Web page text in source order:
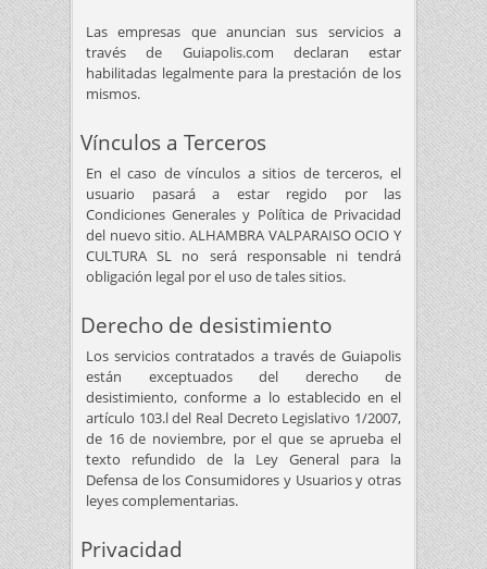
Las empresas que anuncian sus servicios a
través de Guiapolis.com declaran estar
habilitadas legalmente para la prestación de los
mismos.
Vínculos a Terceros
En el caso de vínculos a sitios de terceros, el
usuario pasará a estar regido por las
Condiciones Generales y Política de Privacidad
del nuevo sitio. ALHAMBRA VALPARAISO OCIO Y
CULTURA SL no será responsable ni tendrá
obligación legal por el uso de tales sitios.
Derecho de desistimiento
Los servicios contratados a través de Guiapolis
están exceptuados del derecho de
desistimiento, conforme a lo establecido en el
artículo 103.l del Real Decreto Legislativo 1/2007,
de 16 de noviembre, por el que se aprueba el
texto refundido de la Ley General para la
Defensa de los Consumidores y Usuarios y otras
leyes complementarias.
Privacidad